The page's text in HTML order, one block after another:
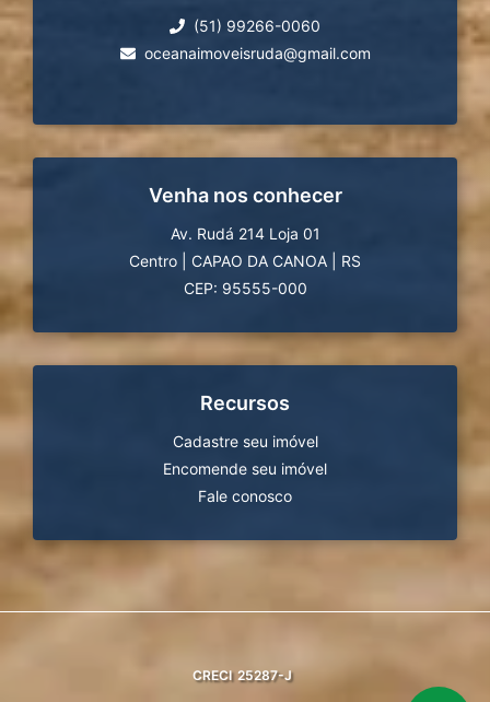
(51) 99266-0060
oceanaimoveisruda@gmail.com
Venha nos conhecer
Av. Rudá 214 Loja 01
Centro
CAPAO DA CANOA
RS
CEP: 95555-000
Recursos
Cadastre seu imóvel
Encomende seu imóvel
Fale conosco
CRECI 25287-J